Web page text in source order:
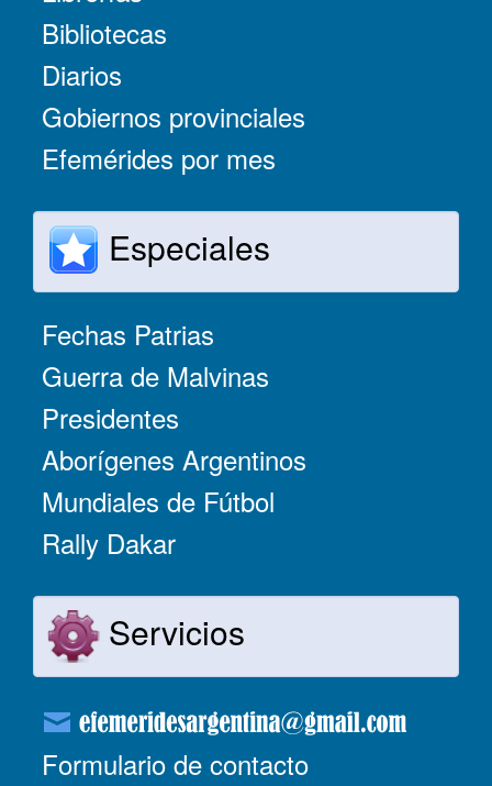
Bibliotecas
Diarios
Gobiernos provinciales
Efemérides por mes
Especiales
Fechas Patrias
Guerra de Malvinas
Presidentes
Aborígenes Argentinos
Mundiales de Fútbol
Rally Dakar
Servicios
Formulario de contacto